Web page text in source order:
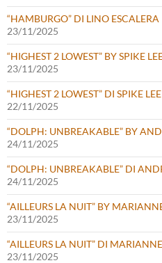
“HAMBURGO” DI LINO ESCALERA
23/11/2025
“HIGHEST 2 LOWEST” BY SPIKE
23/11/2025
“HIGHEST 2 LOWEST” DI SPIKE LEE
22/11/2025
“DOLPH: UNBREAKABLE” BY
24/11/2025
“DOLPH: UNBREAKABLE” DI
24/11/2025
“AILLEURS LA NUIT” BY
23/11/2025
“AILLEURS LA NUIT” DI
23/11/2025